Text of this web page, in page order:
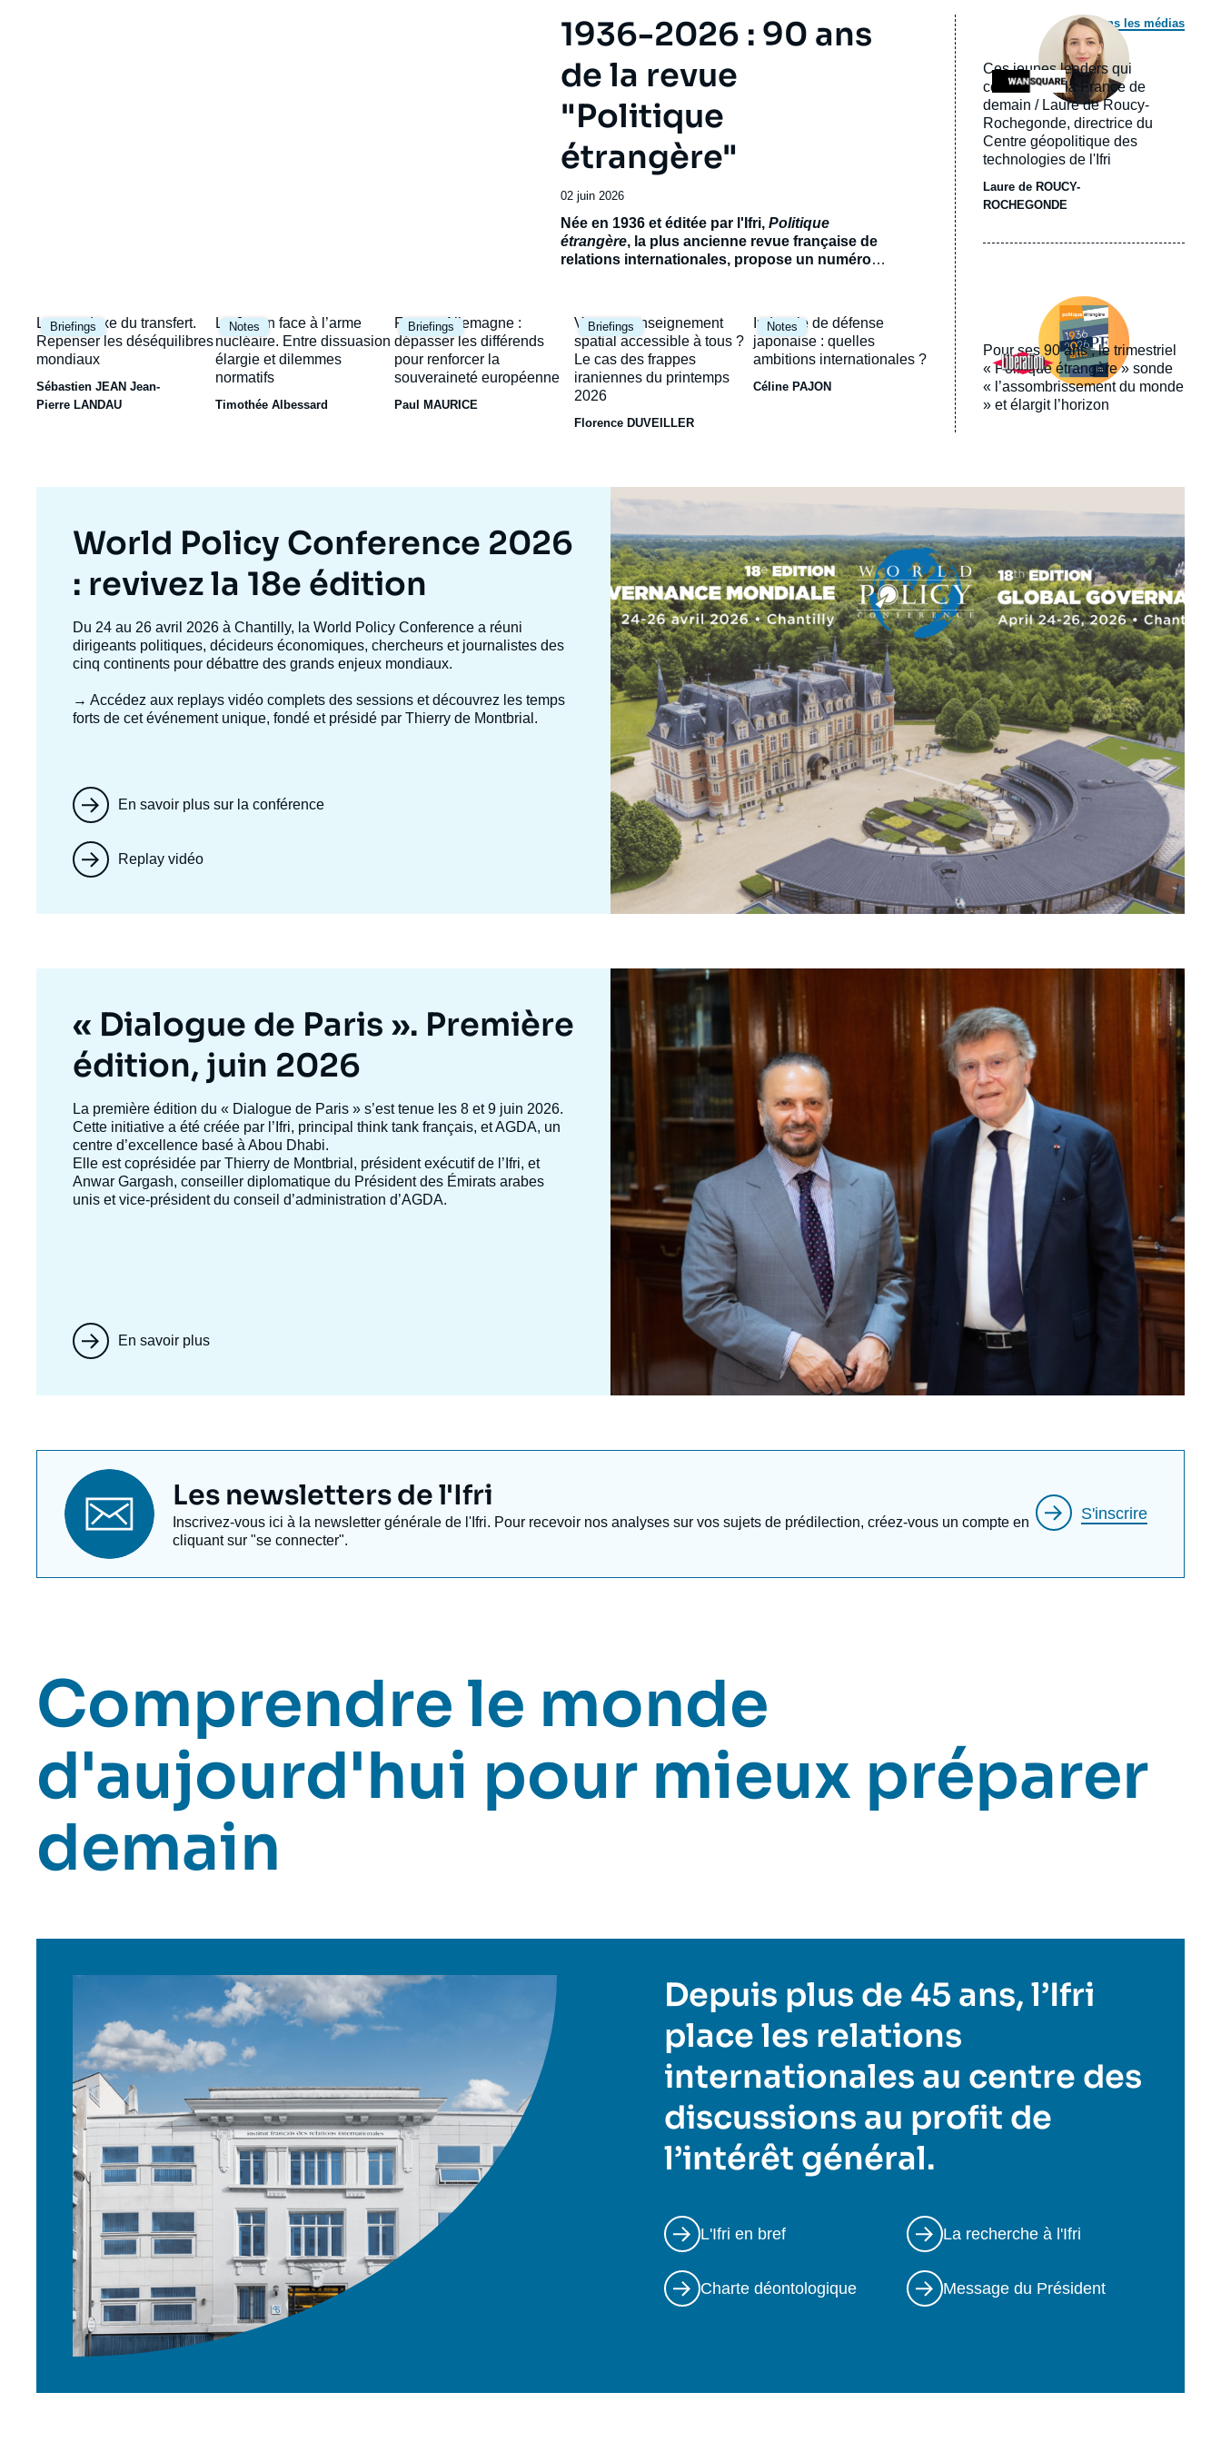
1936-2026 : 90 ans
de la revue
"Politique
étrangère"
Date
publication
02 juin 2026
Accroche
Née en 1936 et éditée par l'Ifri, Politique
étrangère, la plus ancienne revue française de
relations internationales, propose un numéro
contributeurs français et étrangers, ce numéro
ambitionne de dresser le panorama d’un monde
incertain et de ses avenirs possibles.
Briefings
Image
principale
Le paradoxe du transfert.
Repenser les déséquilibres
mondiaux
Sébastien JEAN Jean-
Pierre LANDAU
Notes
Image
principale
Le Japon face à l’arme
nucléaire. Entre dissuasion
élargie et dilemmes
normatifs
Timothée Albessard
Briefings
Image
principale
France-Allemagne :
dépasser les différends
pour renforcer la
souveraineté européenne
Paul MAURICE
Briefings
Image
principale
Vers un renseignement
spatial accessible à tous ?
Le cas des frappes
iraniennes du printemps
2026
Florence DUVEILLER
Notes
Image
principale
Industrie de défense
japonaise : quelles
ambitions internationales ?
Céline PAJON
Dans les médias
Logo
Image
principale
médiatique
Ces jeunes leaders qui
construisent la France de
demain / Laure de Roucy-
Rochegonde, directrice du
Centre géopolitique des
technologies de l'Ifri
Laure de ROUCY-
ROCHEGONDE
Logo
Image
principale
médiatique
Pour ses 90 ans , le trimestriel
« Politique étrangère » sonde
« l’assombrissement du monde
» et élargit l’horizon
Titre
mis
en
avant
World Policy Conference 2026
: revivez la 18e édition
Texte
accroche
Du 24 au 26 avril 2026 à Chantilly, la World Policy Conference a réuni
dirigeants politiques, décideurs économiques, chercheurs et journalistes des
cinq continents pour débattre des grands enjeux mondiaux.
→ Accédez aux replays vidéo complets des sessions et découvrez les temps
forts de cet événement unique, fondé et présidé par Thierry de Montbrial.
En savoir plus sur la conférence
Replay vidéo
mis
avant
Titre
mis
en
avant
« Dialogue de Paris ». Première
édition, juin 2026
Texte
accroche
La première édition du « Dialogue de Paris » s’est tenue les 8 et 9 juin 2026.
Cette initiative a été créée par l’Ifri, principal think tank français, et AGDA, un
centre d’excellence basé à Abou Dhabi.
Elle est coprésidée par Thierry de Montbrial , président exécutif de l’Ifri, et
Anwar Gargash, conseiller diplomatique du Président des Émirats arabes
unis et vice-président du conseil d’administration d’AGDA.
En savoir plus
Image
avant
Titre
newsletter
Les newsletters de l'Ifri
Texte
Newsletter
Inscrivez-vous ici à la newsletter générale de l'Ifri. Pour recevoir nos analyses sur vos sujets de prédilection, créez-vous un compte en
cliquant sur "se connecter".
S'inscrire
Comprendre le monde
d'aujourd'hui pour mieux préparer
demain
Depuis plus de 45 ans, l’Ifri
place les relations
internationales au centre des
discussions au profit de
l’intérêt général.
L'Ifri en bref La recherche à l'Ifri
Charte déontologique Message du Président